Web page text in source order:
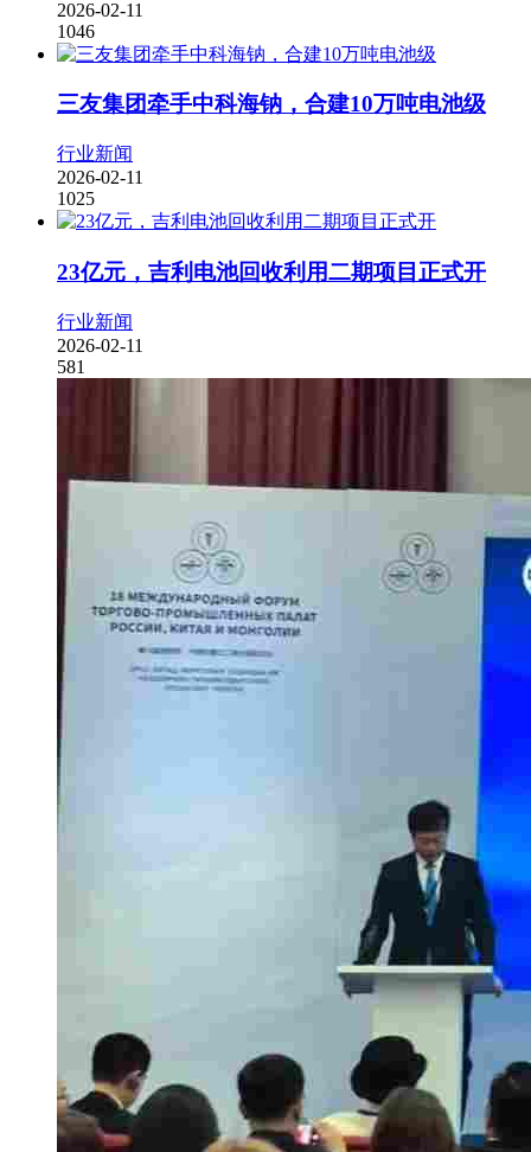
2026-02-11
1046
三友集团牵手中科海钠，合建10万吨电池级
行业新闻
2026-02-11
1025
23亿元，吉利电池回收利用二期项目正式开
行业新闻
2026-02-11
581